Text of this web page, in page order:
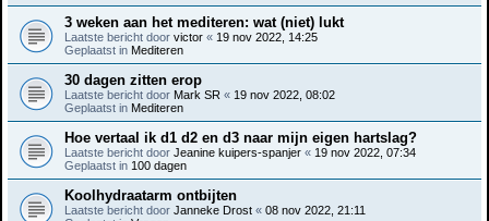
3 weken aan het mediteren: wat (niet) lukt
Laatste bericht door victor « 19 nov 2022, 14:25
Geplaatst in Mediteren
30 dagen zitten erop
Laatste bericht door Mark SR « 19 nov 2022, 08:02
Geplaatst in Mediteren
Hoe vertaal ik d1 d2 en d3 naar mijn eigen hartslag?
Laatste bericht door Jeanine kuipers-spanjer « 19 nov 2022, 07:34
Geplaatst in 100 dagen
Koolhydraatarm ontbijten
Laatste bericht door Janneke Drost « 08 nov 2022, 21:11